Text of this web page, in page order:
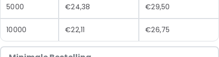
5000 €24,38 €29,50
10000 €22,11 €26,75